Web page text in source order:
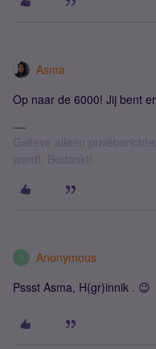
Asma
Op naar de 6000! Jij bent
Gelieve alleen
wordt. Bedankt!
A Anonymous
Pssst Asma, H(gr)innik . 😉